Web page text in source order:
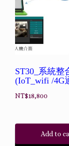
ST30_系統整
(IoT_wifi /4G
NT$18,800
Add to